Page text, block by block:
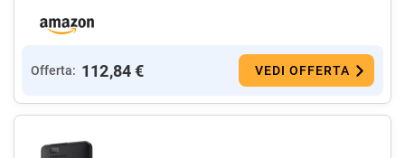
Offerta: 112,84 € VEDI OFFERTA